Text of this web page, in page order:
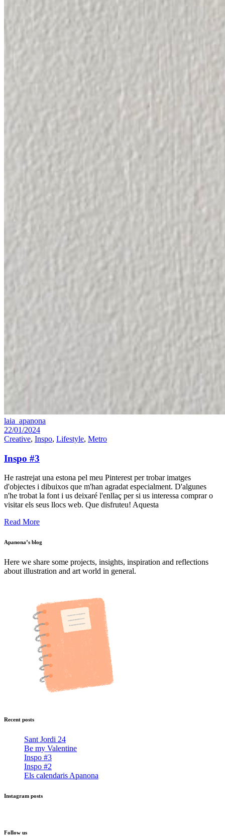
laia_apanona
22/01/2024
Creative, Inspo, Lifestyle, Metro
Inspo #3
He rastrejat una estona pel meu Pinterest per trobar imatges
d'objectes i dibuixos que m'han agradat especialment. D'algunes
n'he trobat la font i us deixaré l'enllaç per si us interessa comprar o
visitar els seus llocs web. Que disfruteu! Aquesta
Read More
Apanona’s blog
Here we share some projects, insights, inspiration and reflections
about illustration and art world in general.
Recent posts
Sant Jordi 24
Be my Valentine
Inspo #3
Inspo #2
Els calendaris Apanona
Instagram posts
Follow us